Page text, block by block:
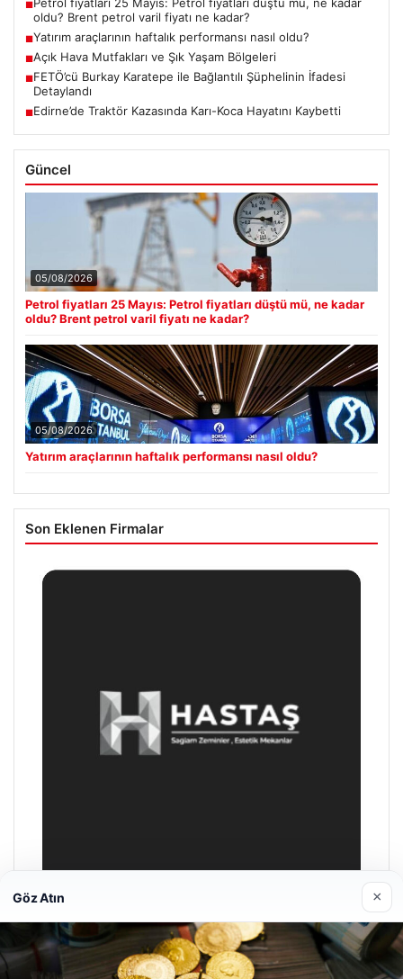
■Petrol fiyatları 25 Mayıs: Petrol fiyatları düştü mü, ne kadar
oldu? Brent petrol varil fiyatı ne kadar?
■Yatırım araçlarının haftalık performansı nasıl oldu?
■Açık Hava Mutfakları ve Şık Yaşam Bölgeleri
■FETÖ’cü Burkay Karatepe ile Bağlantılı Şüphelinin İfadesi
Detaylandı
■Edirne’de Traktör Kazasında Karı-Koca Hayatını Kaybetti
Güncel
05/08/2026
Petrol fiyatları 25 Mayıs: Petrol fiyatları düştü mü, ne kadar
oldu? Brent petrol varil fiyatı ne kadar?
05/08/2026
Yatırım araçlarının haftalık performansı nasıl oldu?
Son Eklenen Firmalar
Prenses Night Club
29/04/2026
Göz Atın ×